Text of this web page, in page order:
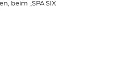
beim „SPA SIX